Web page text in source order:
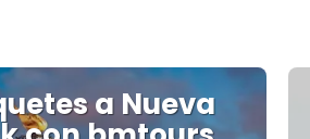
a Nueva